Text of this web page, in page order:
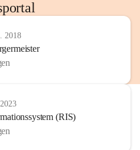
2018
(RIS)